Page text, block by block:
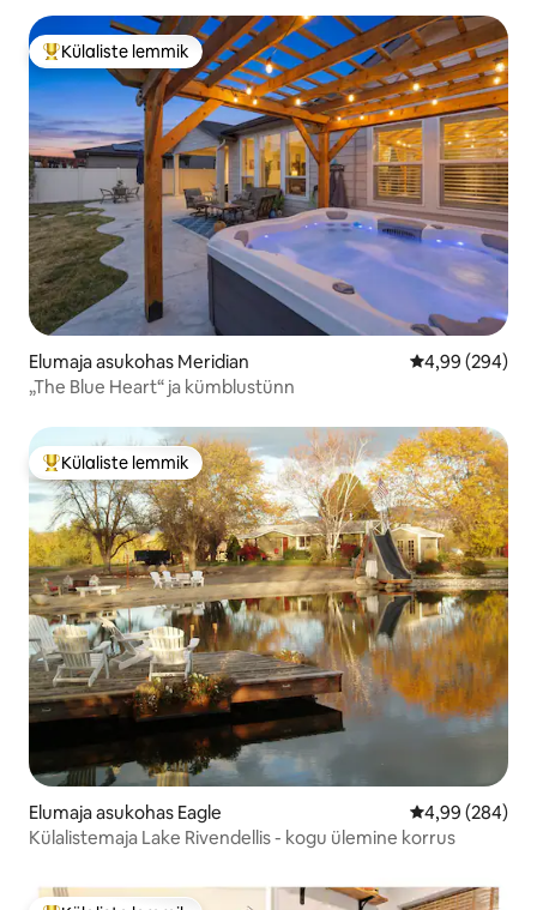
Külaliste suur lemmik
Külaliste lemmik
Elumaja asukohas Meridian Keskmine
4,99 (294)
„The Blue Heart“ ja kümblustünn
Külaliste suur lemmik
Külaliste lemmik
Elumaja asukohas Eagle Keskmine
4,99 (284)
Külalistemaja Lake Rivendellis - kogu ülemine korrus